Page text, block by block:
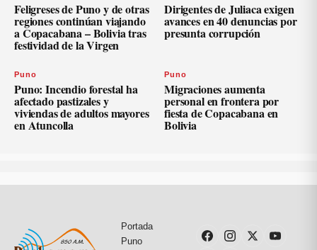
Feligreses de Puno y de otras
regiones continúan viajando
a Copacabana – Bolivia tras
festividad de la Virgen
Dirigentes de Juliaca exigen
avances en 40 denuncias por
presunta corrupción
Puno
Puno: Incendio forestal ha
afectado pastizales y
viviendas de adultos mayores
en Atuncolla
Puno
Migraciones aumenta
personal en frontera por
fiesta de Copacabana en
Bolivia
Portada
Puno